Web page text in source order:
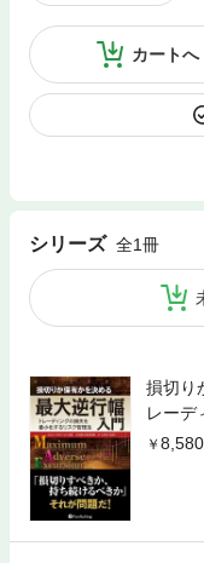
カートへ
シリーズ 全1冊
損切り
レーデ
8,580